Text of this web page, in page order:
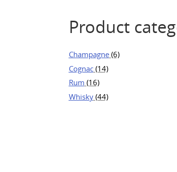
Product
Champagne (6)
Cognac (14)
Rum (16)
Whisky (44)